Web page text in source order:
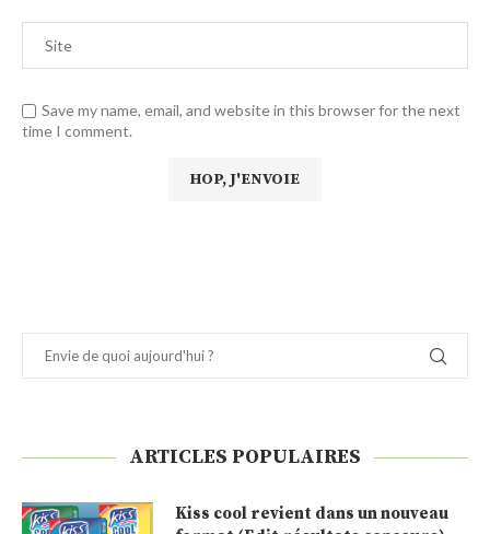
Save my name, email, and website in this browser for the next
time I comment.
ARTICLES POPULAIRES
Kiss cool revient dans un nouveau